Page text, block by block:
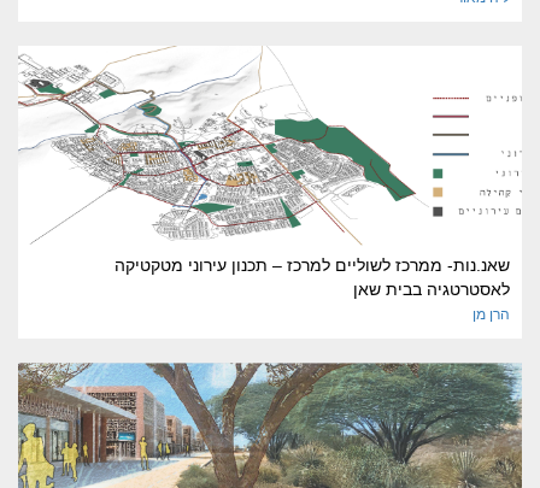
שאנ.נות- ממרכז לשוליים למרכז – תכנון עירוני מטקטיקה
לאסטרטגיה בבית שאן
הרן מן